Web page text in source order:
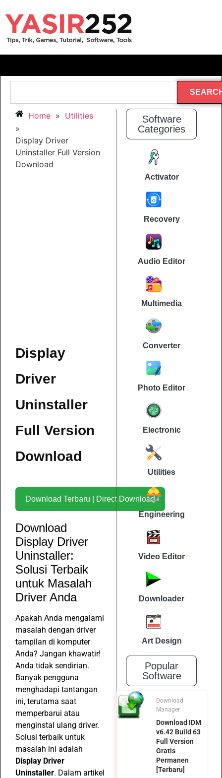
Home » Utilities
»
Display Driver
Uninstaller Full Version
Download
Display
Driver
Uninstaller
Full Version
Download
Download Terbaru | Direct Download
Download
Display Driver
Uninstaller:
Solusi Terbaik
untuk Masalah
Driver Anda
Apakah Anda mengalami
masalah dengan driver
tampilan di komputer
Anda? Jangan khawatir!
Anda tidak sendirian.
Banyak pengguna
menghadapi tantangan
ini, terutama saat
memperbarui atau
menginstal ulang driver.
Solusi terbaik untuk
masalah ini adalah
Display Driver
Uninstaller. Dalam artikel
Software
Categories
Activator
Recovery
Audio Editor
Multimedia
Converter
Photo Editor
Electronic
Utilities
Engineering
Video Editor
Downloader
Art Design
Popular
Software
Download
Manager
Download IDM
v6.42 Build 63
Full Version
Gratis
Permanen
[Terbaru]